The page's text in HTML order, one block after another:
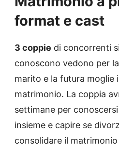
format e cast
3 coppie di concorrenti
conoscono vedono per
marito e la futura moglie
matrimonio. La coppia
settimane per
insieme e capire se
consolidare il